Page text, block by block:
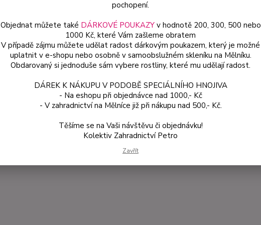
pochopení.
Objednat můžete také DÁRKOVÉ POUKAZYv hodnotě 200, 300, 500 nebo
1000 Kč, které Vám zašleme obratem
V případě zájmu můžete udělat radost dárkovým poukazem, který je možné
uplatnit v e-shopu nebo osobně v samoobslužném skleníku na Mělníku.
Obdarovaný si jednoduše sám vybere rostliny, které mu udělají radost.
DÁREK K NÁKUPU V PODOBĚ SPECIÁLNÍHO HNOJIVA
- Na eshopu při objednávce nad 1000,- Kč
- V zahradnictví na Mělníce již při nákupu nad 500,- Kč.
Těšíme se na Vaši návštěvu či objednávku!
Kolektiv Zahradnictví Petro
Zavřít